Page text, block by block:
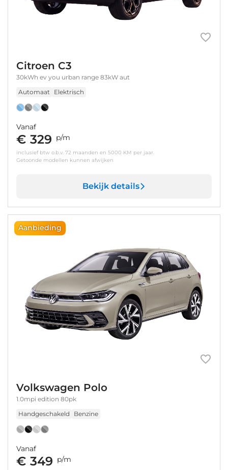
Citroen C3
30kWh ev you urban range 83kW aut
Automaat
Elektrisch
Vanaf
€ 329 p/m
inclusief btw o.b.v. 72 maanden en 5000 KM per jaar.
Getoonde modellen kunnen afwijken
Bekijk details
Aanbieding
Volkswagen Polo
1.0mpi edition 80pk
Handgeschakeld
Benzine
Vanaf
€ 349 p/m